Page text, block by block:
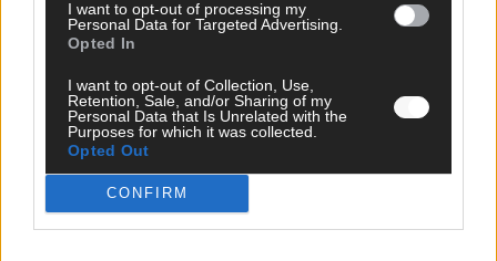
I want to opt-out of processing my
Personal Data for Targeted Advertising.
Opted In
I want to opt-out of Collection, Use,
Retention, Sale, and/or Sharing of my
Personal Data that Is Unrelated with the
Purposes for which it was collected.
Opted Out
CONFIRM
Wissen
Kommentar
Eurovision
FLASH – DAS VIDEOPORTAL